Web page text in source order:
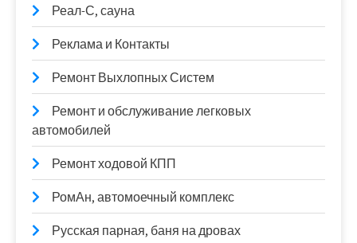
Реал-С, сауна
Реклама и Контакты
Ремонт Выхлопных Систем
Ремонт и обслуживание легковых
автомобилей
Ремонт ходовой КПП
РомАн, автомоечный комплекс
Русская парная, баня на дровах